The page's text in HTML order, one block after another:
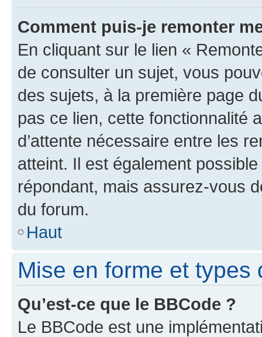
Comment puis-je remonter
En cliquant sur le lien «
de consulter un sujet, vous
des sujets, à la première page
pas ce lien, cette fonctionnalité
d’attente nécessaire entre les
atteint. Il est également
répondant, mais assurez-vous
du forum.
Haut
Mise en forme et types
Qu’est-ce que le BBCode ?
Le BBCode est une